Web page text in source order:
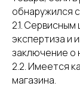
обнаружился
2.1.
экспертиза и
заключение о
2.2. Имеется
магазина.